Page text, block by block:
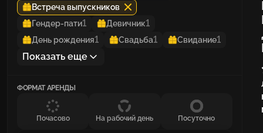
Встреча выпускников
Гендер-пати1 Девичник1
День рождения1 Свадьба1 Свидание1
Показать еще
ФОРМАТ АРЕНДЫ
Почасово На рабочий день Посуточно